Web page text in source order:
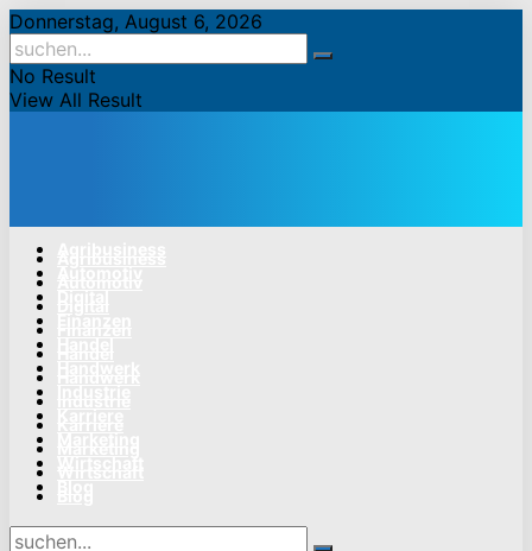
Donnerstag, August 6, 2026
No Result
View All Result